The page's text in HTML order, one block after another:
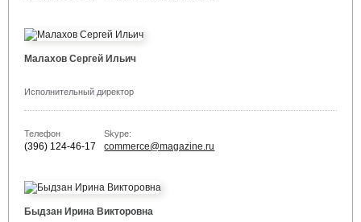
Малахов Сергей Ильич
Исполнительный директор
Телефон
(396) 124-46-17
Skype:
commerce@magazine.ru
Быдзан Ирина Викторовна